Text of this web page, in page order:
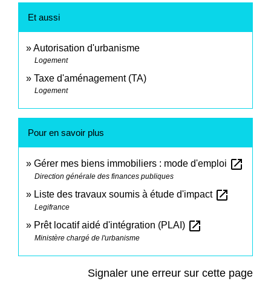
Et aussi
Autorisation d'urbanisme
Logement
Taxe d'aménagement (TA)
Logement
Pour en savoir plus
Gérer mes biens immobiliers : mode d'emploi open_in_new
Direction générale des finances publiques
Liste des travaux soumis à étude d'impact open_in_new
Legifrance
Prêt locatif aidé d'intégration (PLAI) open_in_new
Ministère chargé de l'urbanisme
Signaler une erreur sur cette page